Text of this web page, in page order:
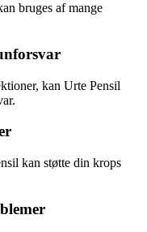
bruges af mange
kan Urte Pensil
kan støtte din krops